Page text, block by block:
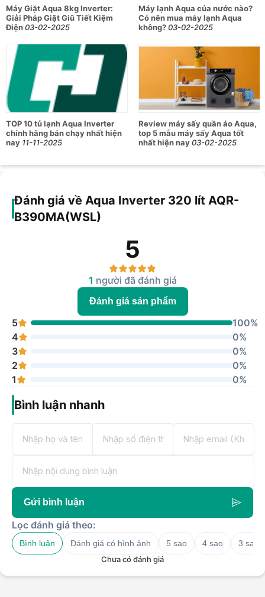
Máy Giặt Aqua 8kg Inverter:
Giải Pháp Giặt Giũ Tiết Kiệm
Điện03-02-2025
Máy lạnh Aqua của nước nào?
Có nên mua máy lạnh Aqua
không?03-02-2025
TOP 10 tủ lạnh Aqua Inverter
chính hãng bán chạy nhất hiện
nay 11-11-2025
Review máy sấy quần áo Aqua,
top 5 mẫu máy sấy Aqua tốt
nhất hiện nay03-02-2025
Đánh giá về Aqua Inverter 320 lít AQR-
B390MA(WSL)
5
1 người đã đánh giá
Đánh giá sản phẩm
5
100%
4
0%
3
0%
2
0%
1
0%
Bình luận nhanh
Gửi bình luận
Lọc đánh giá theo:
Bình luận Đánh giá có hình ảnh 5 sao 4 sao
3 sao
Chưa có đánh giá